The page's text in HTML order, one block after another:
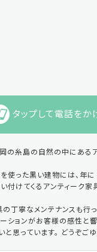
タップして電話をか
の糸島の自然の中にある
使った黒い建物には、年に
付けてくるアンティーク家
丁寧なメンテナンスも行っ
ションがお客様の感性と
思っています。 どうぞごゆ